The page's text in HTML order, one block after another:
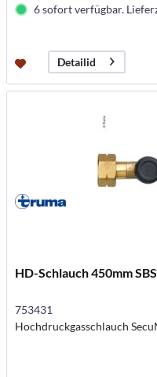
6 sofort verfügbar.
Detailid
HD-Schlauch 450mm
753431
Hochdruckgasschlauch